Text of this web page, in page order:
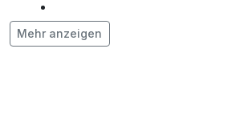
Romantisch dekoriertes Zimmer
pro Zimmer
Mehr anzeigen